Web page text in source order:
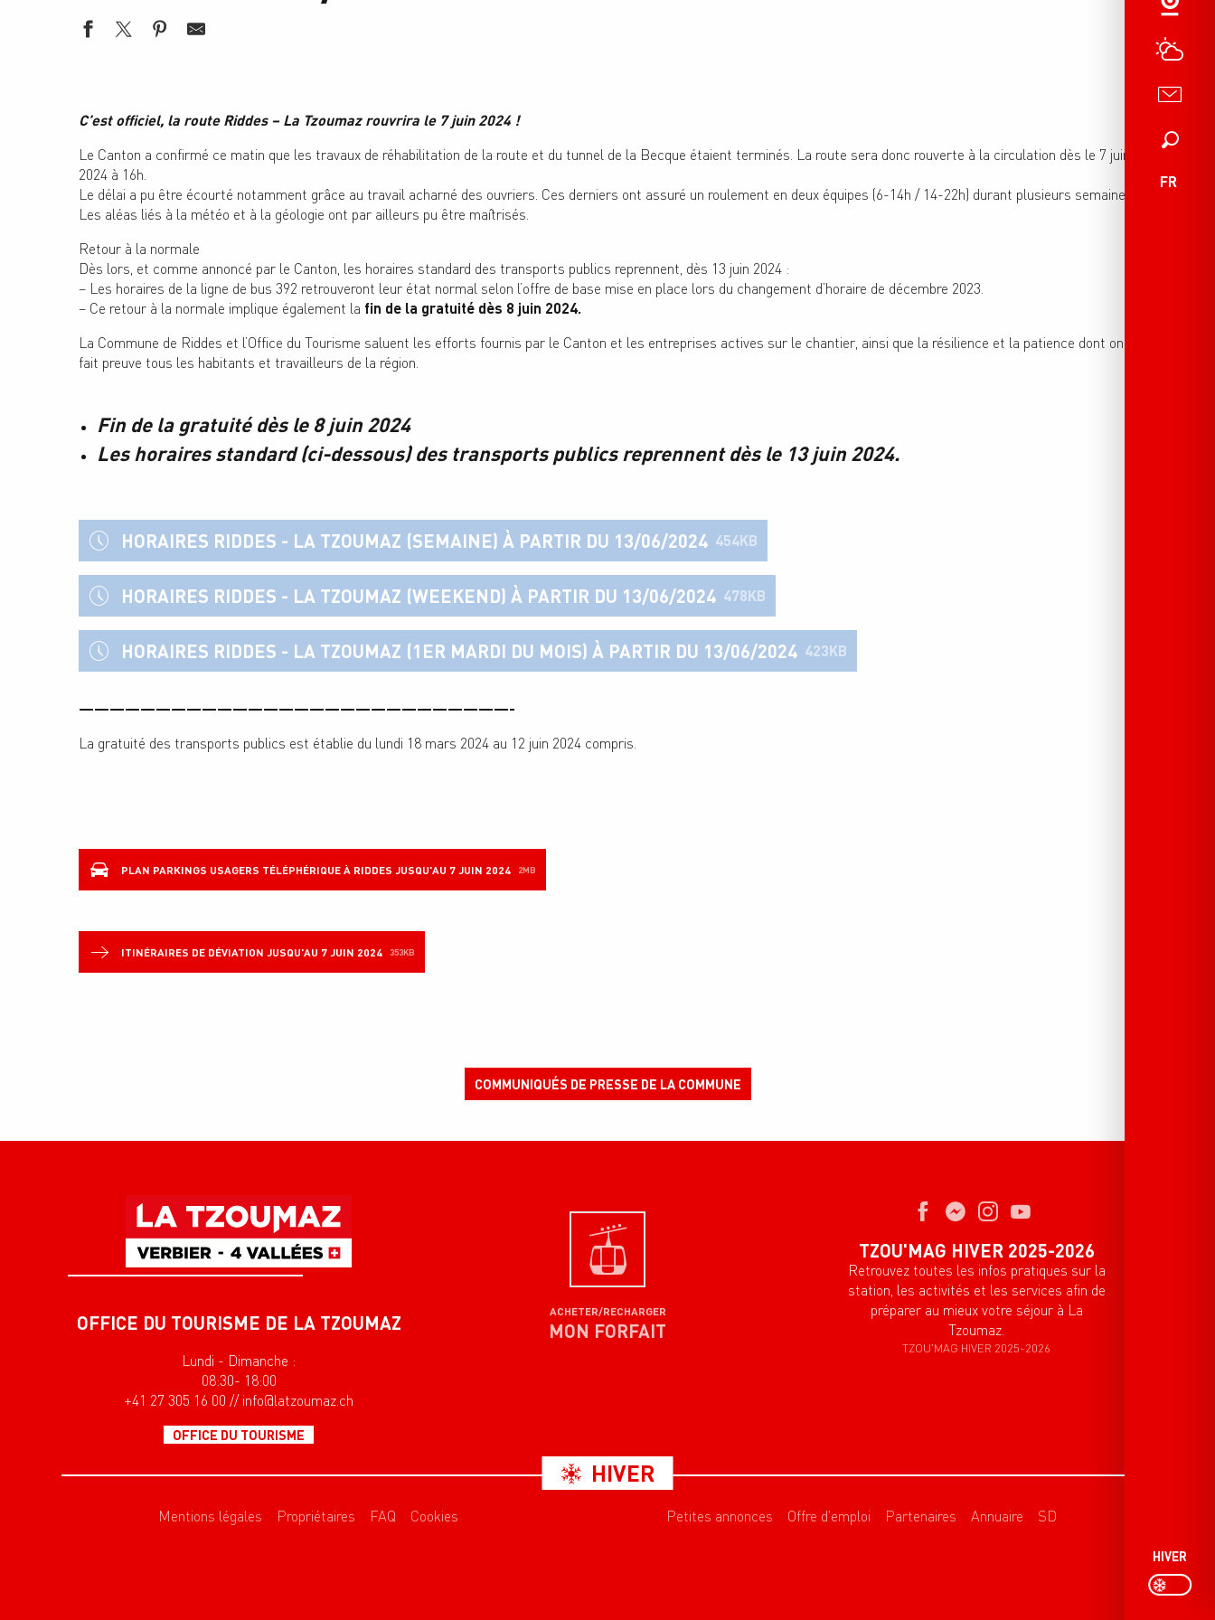
Recherche
PAGE
HIVER
FR
C’est officiel, la route Riddes – La Tzoumaz rouvrira le 7 juin 2024 !
Le Canton a confirmé ce matin que les travaux de réhabilitation de la route et du tunnel de la Becque étaient terminés. La route sera donc rouverte à la circulation dès le 7 juin
2024 à 16h.
Le délai a pu être écourté notamment grâce au travail acharné des ouvriers. Ces derniers ont assuré un roulement en deux équipes (6-14h / 14-22h) durant plusieurs semaines.
Les aléas liés à la météo et à la géologie ont par ailleurs pu être maîtrisés.
Retour à la normale
Dès lors, et comme annoncé par le Canton, les horaires standard des transports publics reprennent, dès 13 juin 2024 :
– Les horaires de la ligne de bus 392 retrouveront leur état normal selon l’offre de base mise en place lors du changement d’horaire de décembre 2023.
– Ce retour à la normale implique également la fin de la gratuité dès 8 juin 2024.
La Commune de Riddes et l’Office du Tourisme saluent les efforts fournis par le Canton et les entreprises actives sur le chantier, ainsi que la résilience et la patience dont ont
fait preuve tous les habitants et travailleurs de la région.
Fin de la gratuité dès le 8 juin 2024
Les horaires standard (ci-dessous) des transports publics reprennent dès le 13 juin 2024.
HORAIRES RIDDES - LA TZOUMAZ (SEMAINE) À PARTIR DU 13/06/2024 454KB
HORAIRES RIDDES - LA TZOUMAZ (WEEKEND) À PARTIR DU 13/06/2024 478KB
HORAIRES RIDDES - LA TZOUMAZ (1ER MARDI DU MOIS) À PARTIR DU 13/06/2024 423KB
————————————————————————————-
La gratuité des transports publics est établie du lundi 18 mars 2024 au 12 juin 2024 compris.
PLAN PARKINGS USAGERS TÉLÉPHÉRIQUE À RIDDES JUSQU'AU 7 JUIN 2024 2MB
ITINÉRAIRES DE DÉVIATION JUSQU'AU 7 JUIN 2024 353KB
COMMUNIQUÉS DE PRESSE DE LA COMMUNE
OFFICE DU TOURISME DE LA TZOUMAZ
Lundi - Dimanche :
08:30- 18:00
+41 27 305 16 00 // info@latzoumaz.ch
OFFICE DU TOURISME
ACHETER/RECHARGER
MON FORFAIT
TZOU'MAG HIVER 2025-2026
Retrouvez toutes les infos pratiques sur la
station, les activités et les services afin de
préparer au mieux votre séjour à La
Tzoumaz.
TZOU'MAG HIVER 2025-2026
HIVER
Mentions légales Propriétaires FAQ Cookies Petites annonces Offre d'emploi Partenaires Annuaire SD